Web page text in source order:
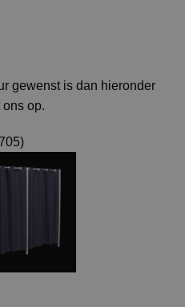
gewenst is dan hieronder
op.